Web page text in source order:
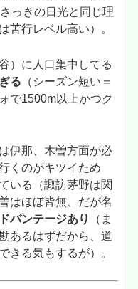
っきの日光と同じ理
苦行レベル高い）。
）に人口集中してる
る （シーズン短い＝
で1500m以上かつク
伊那、木曽方面が必
くのがキツイため
いる（諏訪茅野は関
はほぼ皆無、だが名
バンテージあり
（ま
あるはずだから、道
きる気もするが）。